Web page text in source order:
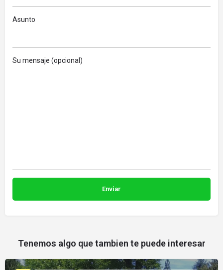
Asunto
Su mensaje (opcional)
Tenemos algo que tambien te puede interesar